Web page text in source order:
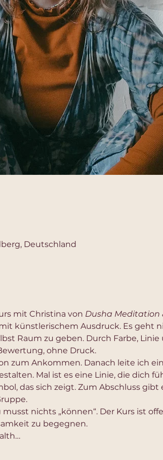
Deutschland
mit Christina von Dusha Meditation
künstlerischem Ausdruck. Es geht
Raum zu geben. Durch Farbe,
ohne Druck.
zum Ankommen. Danach leite ich
Mal ist es eine Linie, die dich
das sich zeigt. Zum Abschluss
nichts „können“. Der Kurs ist
zu begegnen.